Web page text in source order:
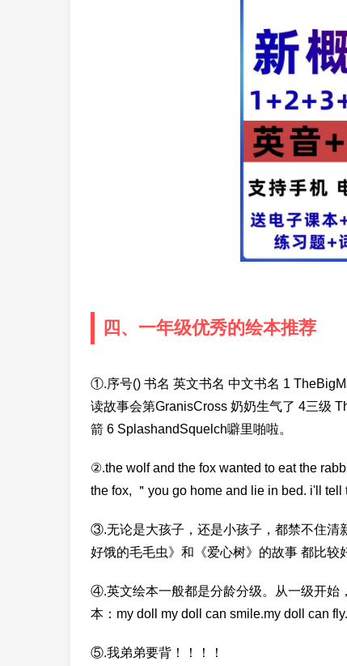
四、一年级优秀的绘本推荐
①.序号() 书名 英文书名 中文书名 1
读故事会第GranisCross 奶奶生气了 4三级
箭 6 SplashandSquelch噼里啪啦。
②.the wolf and the fox wanted to eat the
the fox, ＂you go home and lie in bed. i'll tell
③.无论是大孩子，还是小孩子，都禁不住清
好饿的毛毛虫》和《爱心树》的故事 都比较
④.英文绘本一般都是分龄分级。从一级开始
本：my doll my doll can smile.my doll can
⑤.我弟弟要背！！！！